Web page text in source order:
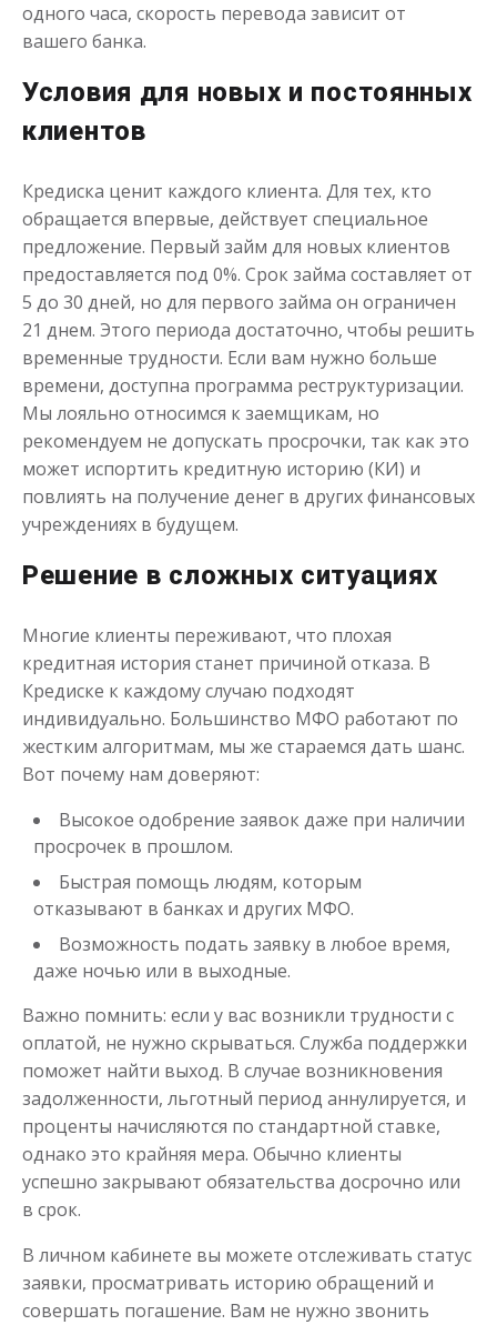
одного часа, скорость перевода зависит от
вашего банка.
Условия для новых и постоянных
клиентов
Кредиска ценит каждого клиента. Для тех, кто
обращается впервые, действует специальное
предложение. Первый займ для новых клиентов
предоставляется под 0%. Срок займа составляет от
5 до 30 дней, но для первого займа он ограничен
21 днем. Этого периода достаточно, чтобы решить
временные трудности. Если вам нужно больше
времени, доступна программа реструктуризации.
Мы лояльно относимся к заемщикам, но
рекомендуем не допускать просрочки, так как это
может испортить кредитную историю (КИ) и
повлиять на получение денег в других финансовых
учреждениях в будущем.
Решение в сложных ситуациях
Многие клиенты переживают, что плохая
кредитная история станет причиной отказа. В
Кредиске к каждому случаю подходят
индивидуально. Большинство МФО работают по
жестким алгоритмам, мы же стараемся дать шанс.
Вот почему нам доверяют:
Высокое одобрение заявок даже при наличии
просрочек в прошлом.
Быстрая помощь людям, которым
отказывают в банках и других МФО.
Возможность подать заявку в любое время,
даже ночью или в выходные.
Важно помнить: если у вас возникли трудности с
оплатой, не нужно скрываться. Служба поддержки
поможет найти выход. В случае возникновения
задолженности, льготный период аннулируется, и
проценты начисляются по стандартной ставке,
однако это крайняя мера. Обычно клиенты
успешно закрывают обязательства досрочно или
в срок.
В личном кабинете вы можете отслеживать статус
заявки, просматривать историю обращений и
совершать погашение. Вам не нужно звонить